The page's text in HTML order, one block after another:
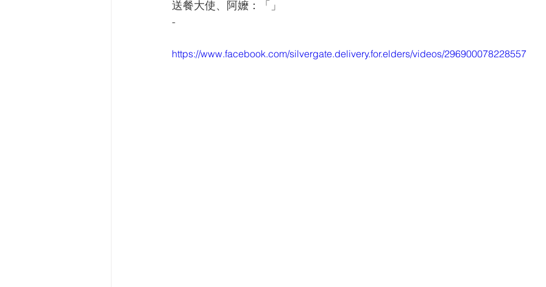
送餐大使、阿嬤：「」
-
https://www.facebook.com/silvergate.delivery.for.elders/videos/296900078228557